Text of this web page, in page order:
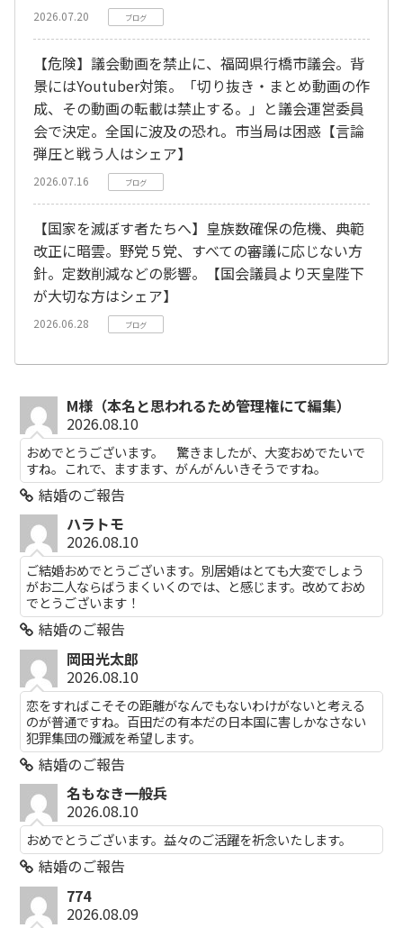
2026.07.20 ブログ
【危険】議会動画を禁止に、福岡県行橋市議会。背
景にはYoutuber対策。「切り抜き・まとめ動画の作
成、その動画の転載は禁止する。」と議会運営委員
会で決定。全国に波及の恐れ。市当局は困惑【言論
弾圧と戦う人はシェア】
2026.07.16 ブログ
【国家を滅ぼす者たちへ】皇族数確保の危機、典範
改正に暗雲。野党５党、すべての審議に応じない方
針。定数削減などの影響。【国会議員より天皇陛下
が大切な方はシェア】
2026.06.28 ブログ
M様（本名と思われるため管理権にて編集）
2026.08.10
おめでとうございます。 驚きましたが、大変おめでたいで
すね。これで、ますます、がんがんいきそうですね。
結婚のご報告
ハラトモ
2026.08.10
ご結婚おめでとうございます。別居婚はとても大変でしょう
がお二人ならばうまくいくのでは、と感じます。改めておめ
でとうございます！
結婚のご報告
岡田光太郎
2026.08.10
恋をすればこそその距離がなんでもないわけがないと考える
のが普通ですね。百田だの有本だの日本国に害しかなさない
犯罪集団の殲滅を希望します。
結婚のご報告
名もなき一般兵
2026.08.10
おめでとうございます。益々のご活躍を祈念いたします。
結婚のご報告
774
2026.08.09